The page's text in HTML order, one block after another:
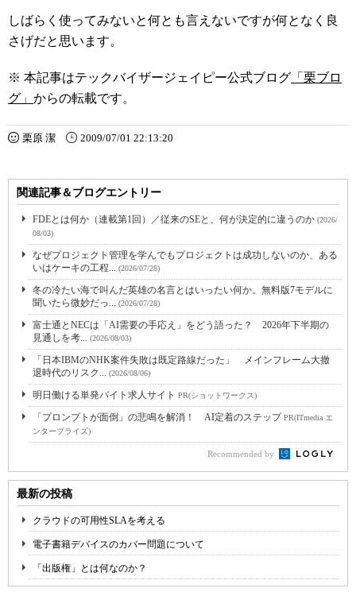
しばらく使ってみないと何とも言えないですが何となく良
さげだと思います。
※ 本記事はテックバイザージェイピー公式ブログ 「栗ブロ
グ」 からの転載です。
栗原 潔 2009/07/01 22:13:20
関連記事＆ブログエントリー
FDEとは何か（連載第1回）／従来のSEと、何が決定的に違うのか (2026/
08/03)
なぜプロジェクト管理を学んでもプロジェクトは成功しないのか、ある
いはケーキの工程... (2026/07/28)
冬の冷たい海で叫んだ英雄の名言とはいったい何か。無料版7モデルに
聞いたら微妙だっ... (2026/07/28)
富士通とNECは「AI需要の手応え」をどう語った？ 2026年下半期の
見通しを考... (2026/08/03)
「日本IBMのNHK案件失敗は既定路線だった」 メインフレーム大撤
退時代のリスク... (2026/08/06)
明日働ける単発バイト求人サイト PR(ショットワークス)
「プロンプトが面倒」の悲鳴を解消！ AI定着のステップPR(ITmedia エ
ンタープライズ)
Recommended by
最新の投稿
クラウドの可用性SLAを考える
電子書籍デバイスのカバー問題について
「出版権」とは何なのか？